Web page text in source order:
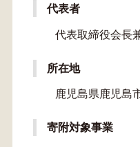
代表者
代表取締役会
所在地
鹿児島県鹿児島
寄附対象事業